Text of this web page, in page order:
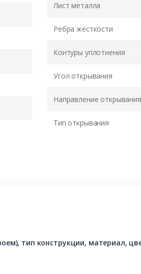
Лист металла
Ребра жёсткости
Контуры уплотнения
Угол открывания
Направление открывания
Тип открывания
тип конструкции, материал,